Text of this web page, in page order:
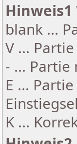
Hinweis1
blank ...
V ...
- ...
E ...
K ...